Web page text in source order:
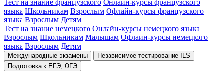
Тест на знание французского Онлайн-курсы французского
языка Школьникам Взрослым Офлайн-курсы французского
языка Взрослым Детям
Тест на знание немецкого Онлайн-курсы немецкого языка
Взрослым Школьникам Малышам Офлайн-курсы немецкого
языка Взрослым Детям
Международные экзамены
Независимое тестирование ILS
Подготовка к ЕГЭ, ОГЭ